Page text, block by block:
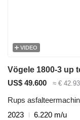
VIDEO
Vögele 1800-3 up
US$ 49.600
≈ €
Rups
2023
6.220 m/u